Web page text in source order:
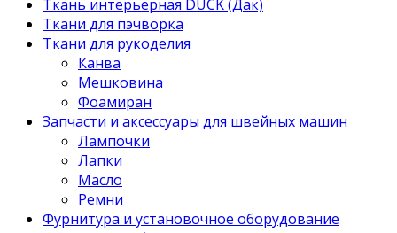
Ткань интерьерная DUCK (Дак)
Ткани для пэчворка
Ткани для рукоделия
Канва
Мешковина
Фоамиран
Запчасти и аксессуары для швейных машин
Лампочки
Лапки
Масло
Ремни
Фурнитура и установочное оборудование